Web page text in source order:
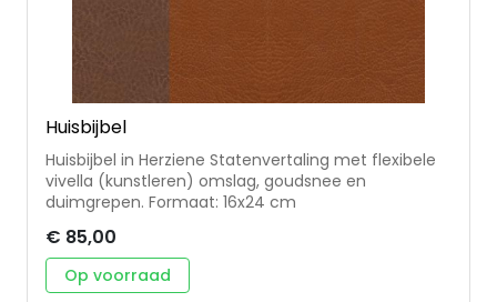
Huisbijbel
Huisbijbel in Herziene Statenvertaling met flexibele
vivella (kunstleren) omslag, goudsnee en
duimgrepen. Formaat: 16x24 cm
€ 85,00
Op voorraad